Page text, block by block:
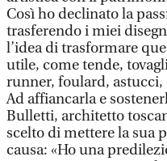
Così ho declinato la
trasferendo i miei
l’idea di trasformare
utile, come tende,
runner, foulard, astucci,
Ad affiancarla e
Bulletti, architetto
scelto di mettere la sua
causa: «Ho una